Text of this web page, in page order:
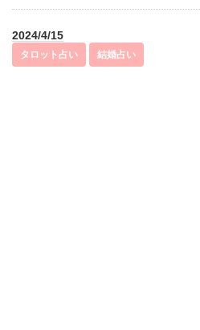
2024/4/15
タロット占い 結婚占い